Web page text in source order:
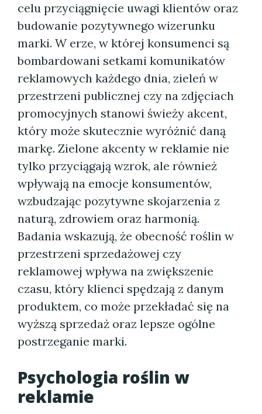
celu przyciągnięcie uwagi klientów oraz
budowanie pozytywnego wizerunku
marki. W erze, w której konsumenci są
bombardowani setkami komunikatów
reklamowych każdego dnia, zieleń w
przestrzeni publicznej czy na zdjęciach
promocyjnych stanowi świeży akcent,
który może skutecznie wyróżnić daną
markę. Zielone akcenty w reklamie nie
tylko przyciągają wzrok, ale również
wpływają na emocje konsumentów,
wzbudzając pozytywne skojarzenia z
naturą, zdrowiem oraz harmonią.
Badania wskazują, że obecność roślin w
przestrzeni sprzedażowej czy
reklamowej wpływa na zwiększenie
czasu, który klienci spędzają z danym
produktem, co może przekładać się na
wyższą sprzedaż oraz lepsze ogólne
postrzeganie marki.
Psychologia roślin w
reklamie